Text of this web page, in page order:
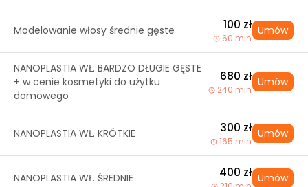
Modelowanie włosy średnie gęste 100 zł
60 min
Umów
NANOPLASTIA WŁ. BARDZO DŁUGIE GĘSTE
+ w cenie kosmetyki do użytku
domowego
680 zł
240 min
Umów
NANOPLASTIA WŁ. KRÓTKIE 300 zł
165 min
Umów
NANOPLASTIA WŁ. ŚREDNIE 400 zł Umów